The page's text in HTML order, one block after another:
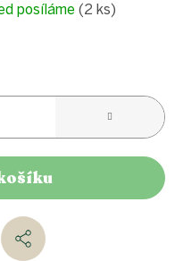
posíláme (2 ks)